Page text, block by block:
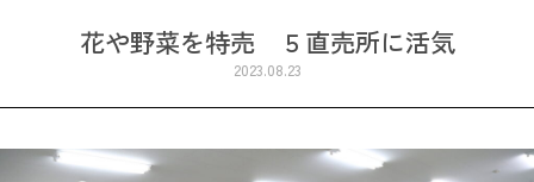
花や野菜を特売 ５直売所に活気
2023.08.23